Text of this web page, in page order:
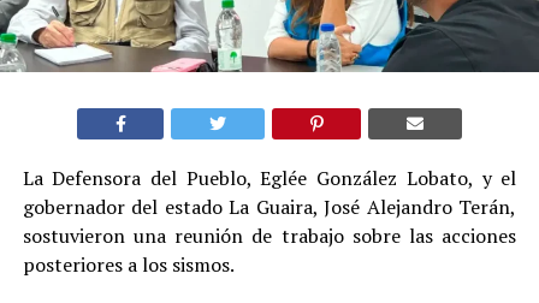
La Defensora del Pueblo, Eglée González Lobato, y el
gobernador del estado La Guaira, José Alejandro Terán,
sostuvieron una reunión de trabajo sobre las acciones
posteriores a los sismos.